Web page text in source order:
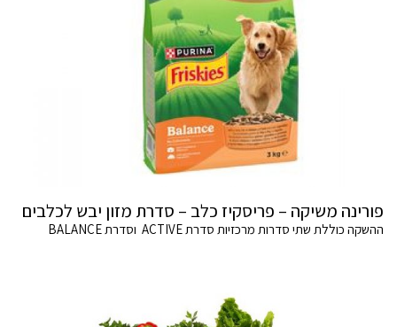
פורינה משיקה – פריסקיז כלב – סדרת מזון יבש לכלבים
ההשקה כוללת שתי סדרות מרכזיות סדרת ACTIVE וסדרת BALANCE